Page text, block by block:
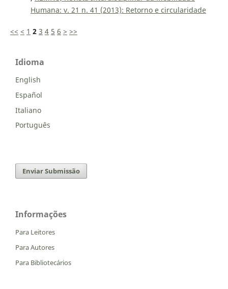
Humana: v. 21 n. 41 (2013): Retorno e circularidade
<< < 1 2 3 4 5 6 > >>
Idioma
English
Español
Italiano
Português
Enviar Submissão
Informações
Para Leitores
Para Autores
Para Bibliotecários